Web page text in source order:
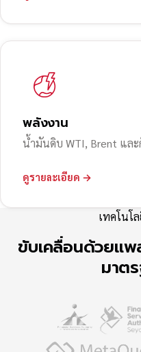
พลังงาน
น้ำมันดิบ WTI, Brent แล
ดูรายละเอียด →
เทคโนโ
ขับเคลื่อนด้วยแ
มาต